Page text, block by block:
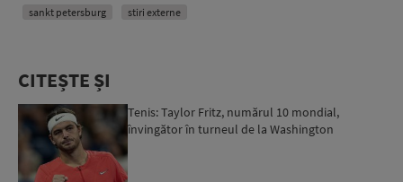
sankt petersburg
stiri externe
CITEȘTE ȘI
Tenis: Taylor Fritz, numărul 10 mondial,
învingător în turneul de la Washington